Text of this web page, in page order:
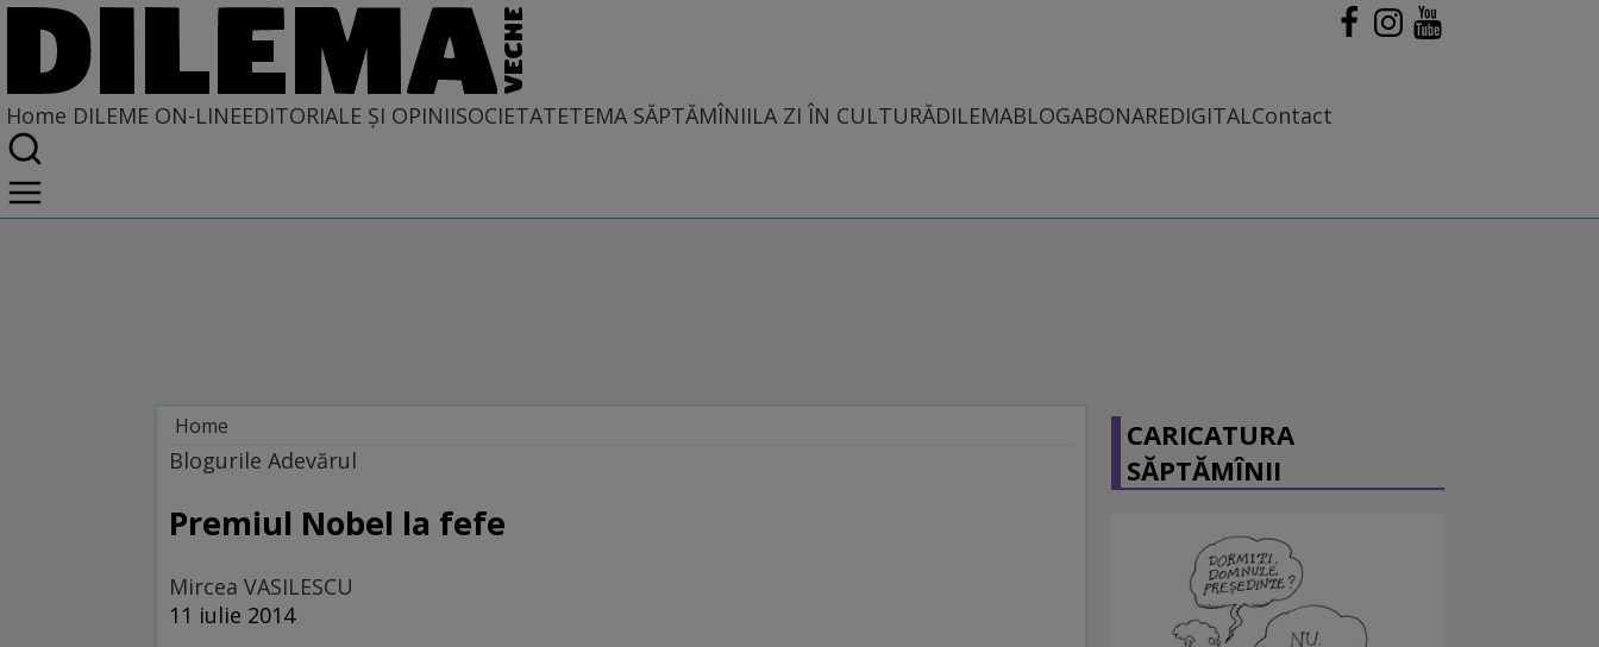
Home DILEME ON-LINEEDITORIALE ȘI OPINIISOCIETATETEMA SĂPTĂMÎNIILA ZI ÎN CULTURĂDILEMABLOGABONAREDIGITALContact
Home
Dileme on-line
Blogurile Adevărul
Premiul Nobel la fefe
Mircea VASILESCU
11 iulie 2014
CARICATURA
SĂPTĂMÎNII